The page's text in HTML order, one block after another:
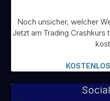
Noch unsicher, welcher
Jetzt am Trading Crashkurs